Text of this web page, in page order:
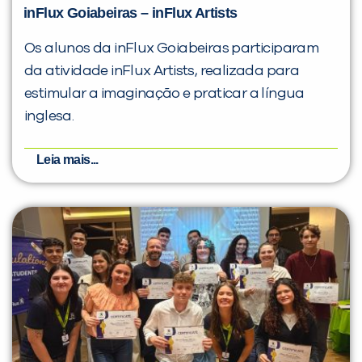
inFlux Goiabeiras – inFlux Artists
Os alunos da inFlux Goiabeiras participaram
da atividade inFlux Artists, realizada para
estimular a imaginação e praticar a língua
inglesa.
Leia mais...